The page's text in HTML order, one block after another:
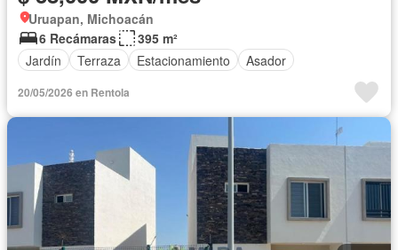
Uruapan, Michoacán
6 Recámaras
395 m²
Jardín
Terraza Estacionamiento Asador
20/05/2026 en Rentola